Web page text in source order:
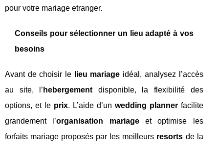
pour votre mariage etranger.
Conseils pour sélectionner un lieu adapté à vos
besoins
Avant de choisir le lieu mariage idéal, analysez l’accès
au site, l’ hebergement disponible, la flexibilité des
options, et le prix. L’aide d’un wedding plannerfacilite
grandement l’organisation mariageet optimise les
forfaits mariage proposés par les meilleurs resorts de la